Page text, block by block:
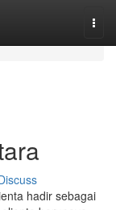
hadir sebagai